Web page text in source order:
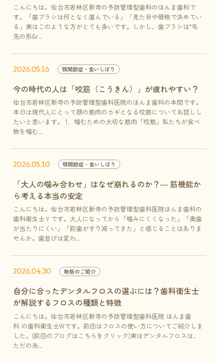
こんにちは。仙台市若林区新寺の予防管理型歯科のほんま歯科で
す。「歯ブラシは何となく選んでいる」「見た目や価格で決めてい
る」実はこのような方がとても多いです。しかし、歯ブラシは“毛
先の形&r...
2026.05.16 顎関節症・食いしばり
今の時代の人は「咬筋（こうきん）」が疲れやすい？
仙台市若林区新寺の予防管理型歯科医院のほんま歯科の本間です。
本日は現代人にとって顔の筋肉のカギとなる咬筋についてお話しし
たいと思います。 1．噛むための大切な筋肉「咬筋」私たちが食べ
物を噛む...
2026.05.10 顎関節症・食いしばり
「大人の噛み合わせ」はなぜ崩れるのか？― 筋機能か
ら考える本当の安定
こんにちは。仙台市若林区新寺の予防管理型歯科医院ほんま歯科の
歯科衛生士Ｙです。大人になってから「噛みにくくなった」「奥歯
が当たりにくい」「前歯がすり減ってきた」と感じることはありま
せんか。歯並びは変わ...
2026.04.30 物販のご紹介
自分に合ったデンタルフロスの選ぶには？歯科衛生士
が解説するフロスの種類と特徴
こんにちは。仙台市若林区新寺の予防管理型歯科医院 ほんま歯
科 の歯科衛生士Wです。前回はフロスの使い方についてご紹介しま
した。(前回のブログはこちらをクリック)実はデンタルフロスは、
ただの糸...